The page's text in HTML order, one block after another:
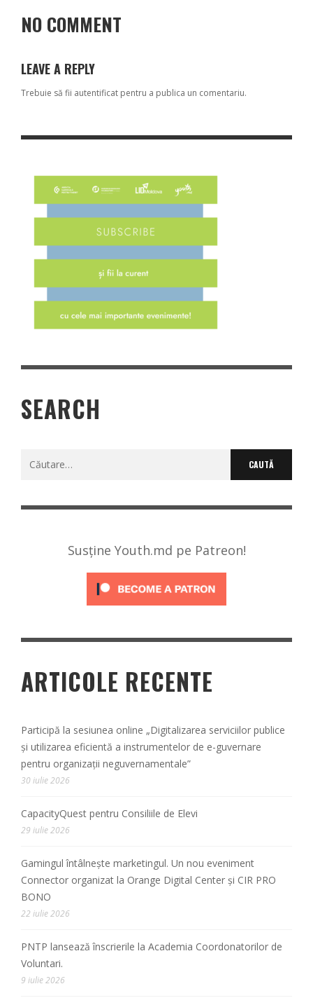
NO COMMENT
LEAVE A REPLY
Trebuie să fii autentificat pentru a publica un comentariu.
SEARCH
Susține Youth.md pe Patreon!
ARTICOLE RECENTE
Participă la sesiunea online „Digitalizarea serviciilor publice
și utilizarea eficientă a instrumentelor de e-guvernare
pentru organizații neguvernamentale”
30 iulie 2026
CapacityQuest pentru Consiliile de Elevi
29 iulie 2026
Gamingul întâlnește marketingul. Un nou eveniment
Connector organizat la Orange Digital Center și CIR PRO
BONO
22 iulie 2026
PNTP lansează înscrierile la Academia Coordonatorilor de
Voluntari.
9 iulie 2026